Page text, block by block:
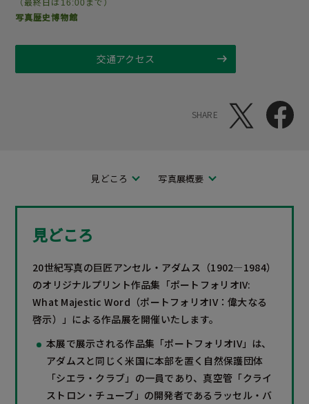
（最終日は16:00まで）
写真歴史博物館
交通アクセス
SHARE
見どころ 写真展概要
見どころ
20世紀写真の巨匠アンセル・アダムス（1902—1984）
のオリジナルプリント作品集「ポートフォリオIV:
What Majestic Word（ポートフォリオIV：偉大なる
啓示）」による作品展を開催いたします。
本展で展示される作品集「ポートフォリオIV」は、
アダムスと同じく米国に本部を置く自然保護団体
「シエラ・クラブ」の一員であり、真空管「クライ
ストロン・チューブ」の開発者であるラッセル・バ